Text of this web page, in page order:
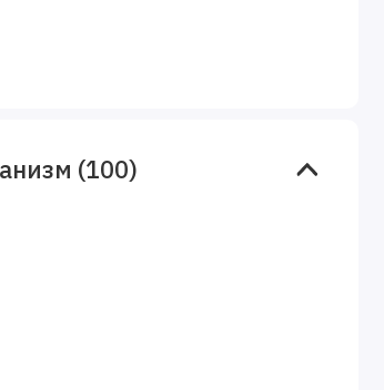
(100)